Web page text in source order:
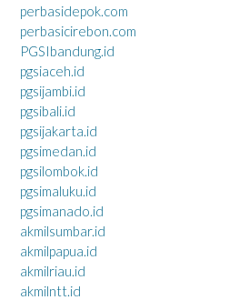
perbasidepok.com
perbasicirebon.com
PGSIbandung.id
pgsiaceh.id
pgsijambi.id
pgsibali.id
pgsijakarta.id
pgsimedan.id
pgsilombok.id
pgsimaluku.id
pgsimanado.id
akmilsumbar.id
akmilpapua.id
akmilriau.id
akmilntt.id